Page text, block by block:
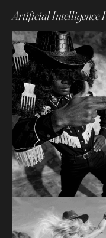
Artificial Intelligence